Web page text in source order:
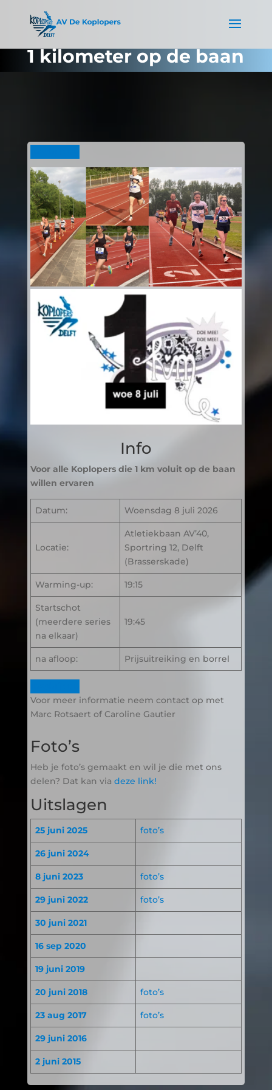
1 kilometer op de baan
Info
Voor alle Koplopers die 1 km voluit op de baan
willen ervaren
Datum: Woensdag 8 juli 2026
Locatie:
Atletiekbaan AV’40,
Sportring 12, Delft
(Brasserskade)
Warming-up: 19:15
Startschot
(meerdere series
na elkaar)
19:45
na afloop: Prijsuitreiking en borrel
Voor meer informatie neem contact op met
Marc Rotsaert of Caroline Gautier
Foto’s
Heb je foto’s gemaakt en wil je die met ons
delen? Dat kan via deze link!
Uitslagen
25 juni 2025 foto’s
26 juni 2024
8 juni 2023 foto’s
29 juni 2022 foto’s
30 juni 2021
16 sep 2020
19 juni 2019
20 juni 2018 foto’s
23 aug 2017 foto’s
29 juni 2016
2 juni 2015